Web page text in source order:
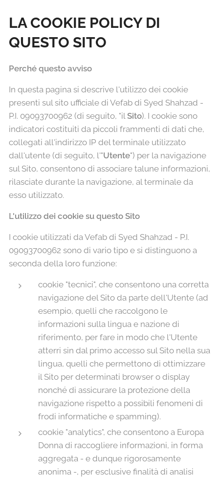
LA COOKIE POLICY DI
QUESTO SITO
Perché questo avviso
In questa pagina si descrive l'utilizzo dei cookie
presenti sul sito ufficiale di Vefab di Syed Shahzad -
P.I. 09093700962 (di seguito, "ilSito). I cookie sono
indicatori costituiti da piccoli frammenti di dati che,
collegati all'indirizzo IP del terminale utilizzato
dall'utente (di seguito, l'"Utente") per la navigazione
sul Sito, consentono di associare talune informazioni,
rilasciate durante la navigazione, al terminale da
esso utilizzato.
L'utilizzo dei cookie su questo Sito
I cookie utilizzati da Vefab di Syed Shahzad - P.I.
09093700962 sono di vario tipo e si distinguono a
seconda della loro funzione:
cookie "tecnici", che consentono una corretta
navigazione del Sito da parte dell'Utente (ad
esempio, quelli che raccolgono le
informazioni sulla lingua e nazione di
riferimento, per fare in modo che l'Utente
atterri sin dal primo accesso sul Sito nella sua
lingua, quelli che permettono di ottimizzare
il Sito per determinati browser o display
nonché di assicurare la protezione della
navigazione rispetto a possibili fenomeni di
frodi informatiche e spamming).
cookie "analytics", che consentono a Europa
Donna di raccogliere informazioni, in forma
aggregata - e dunque rigorosamente
anonima -, per esclusive finalità di analisi